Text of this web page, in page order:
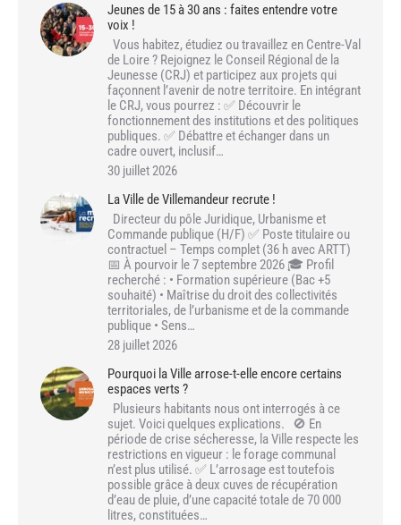
Jeunes de 15 à 30 ans : faites entendre votre
voix !
Vous habitez, étudiez ou travaillez en Centre-Val
de Loire ? Rejoignez le Conseil Régional de la
Jeunesse (CRJ) et participez aux projets qui
façonnent l’avenir de notre territoire. En intégrant
le CRJ, vous pourrez : ✅ Découvrir le
fonctionnement des institutions et des politiques
publiques. ✅ Débattre et échanger dans un
cadre ouvert, inclusif…
30 juillet 2026
La Ville de Villemandeur recrute !
Directeur du pôle Juridique, Urbanisme et
Commande publique (H/F) ✅ Poste titulaire ou
contractuel – Temps complet (36 h avec ARTT)
📅 À pourvoir le 7 septembre 2026 🎓 Profil
recherché : • Formation supérieure (Bac +5
souhaité) • Maîtrise du droit des collectivités
territoriales, de l’urbanisme et de la commande
publique • Sens…
28 juillet 2026
Pourquoi la Ville arrose-t-elle encore certains
espaces verts ?
Plusieurs habitants nous ont interrogés à ce
sujet. Voici quelques explications. 🚫 En
période de crise sécheresse, la Ville respecte les
restrictions en vigueur : le forage communal
n’est plus utilisé. ✅ L’arrosage est toutefois
possible grâce à deux cuves de récupération
d’eau de pluie, d’une capacité totale de 70 000
litres, constituées…